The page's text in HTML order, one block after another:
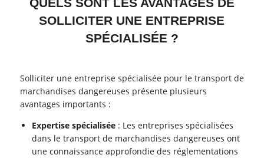
QUELS SONT LES AVANTAGES DE
SOLLICITER UNE ENTREPRISE
SPÉCIALISÉE ?
Solliciter une entreprise spécialisée pour le transport de
marchandises dangereuses présente plusieurs
avantages importants :
Expertise spécialisée : Les entreprises spécialisées
dans le transport de marchandises dangereuses ont
une connaissance approfondie des réglementations